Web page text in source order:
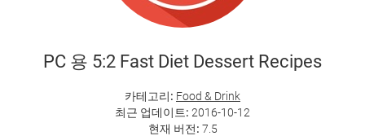
PC 용 5:2 Fast Diet Dessert Recipes
카테고리: Food & Drink
최근 업데이트: 2016-10-12
현재 버전: 7.5